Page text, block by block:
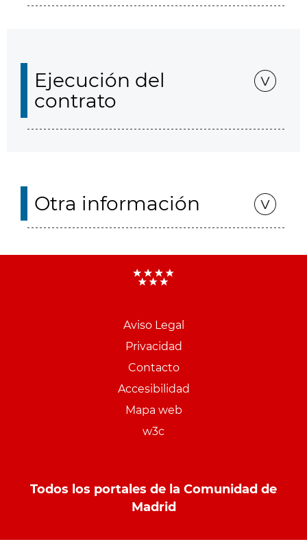
Ejecución del
contrato
Otra información
Aviso Legal
Privacidad
Contacto
Accesibilidad
Mapa web
w3c
Todos los portales de la Comunidad de
Madrid